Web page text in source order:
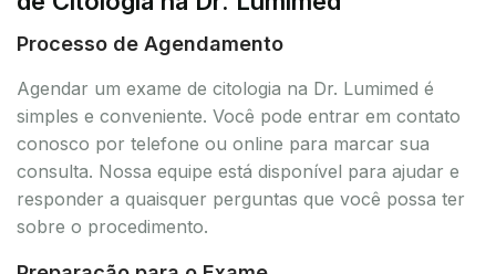
Processo de Agendamento
Agendar um exame de citologia na Dr. Lumimed é
simples e conveniente. Você pode entrar em contato
conosco por telefone ou online para marcar sua
consulta. Nossa equipe está disponível para ajudar e
responder a quaisquer perguntas que você possa ter
sobre o procedimento.